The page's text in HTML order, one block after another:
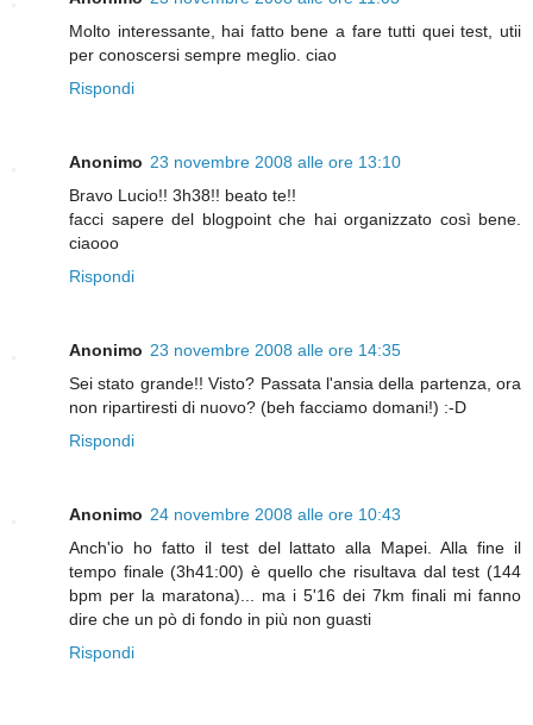
Molto interessante, hai fatto bene a fare tutti quei test, utii
per conoscersi sempre meglio. ciao
Rispondi
Anonimo 23 novembre 2008 alle ore 13:10
Bravo Lucio!! 3h38!! beato te!!
facci sapere del blogpoint che hai organizzato così bene.
ciaooo
Rispondi
Anonimo 23 novembre 2008 alle ore 14:35
Sei stato grande!! Visto? Passata l'ansia della partenza, ora
non ripartiresti di nuovo? (beh facciamo domani!) :-D
Rispondi
Anonimo 24 novembre 2008 alle ore 10:43
Anch'io ho fatto il test del lattato alla Mapei. Alla fine il
tempo finale (3h41:00) è quello che risultava dal test (144
bpm per la maratona)... ma i 5'16 dei 7km finali mi fanno
dire che un pò di fondo in più non guasti
Rispondi